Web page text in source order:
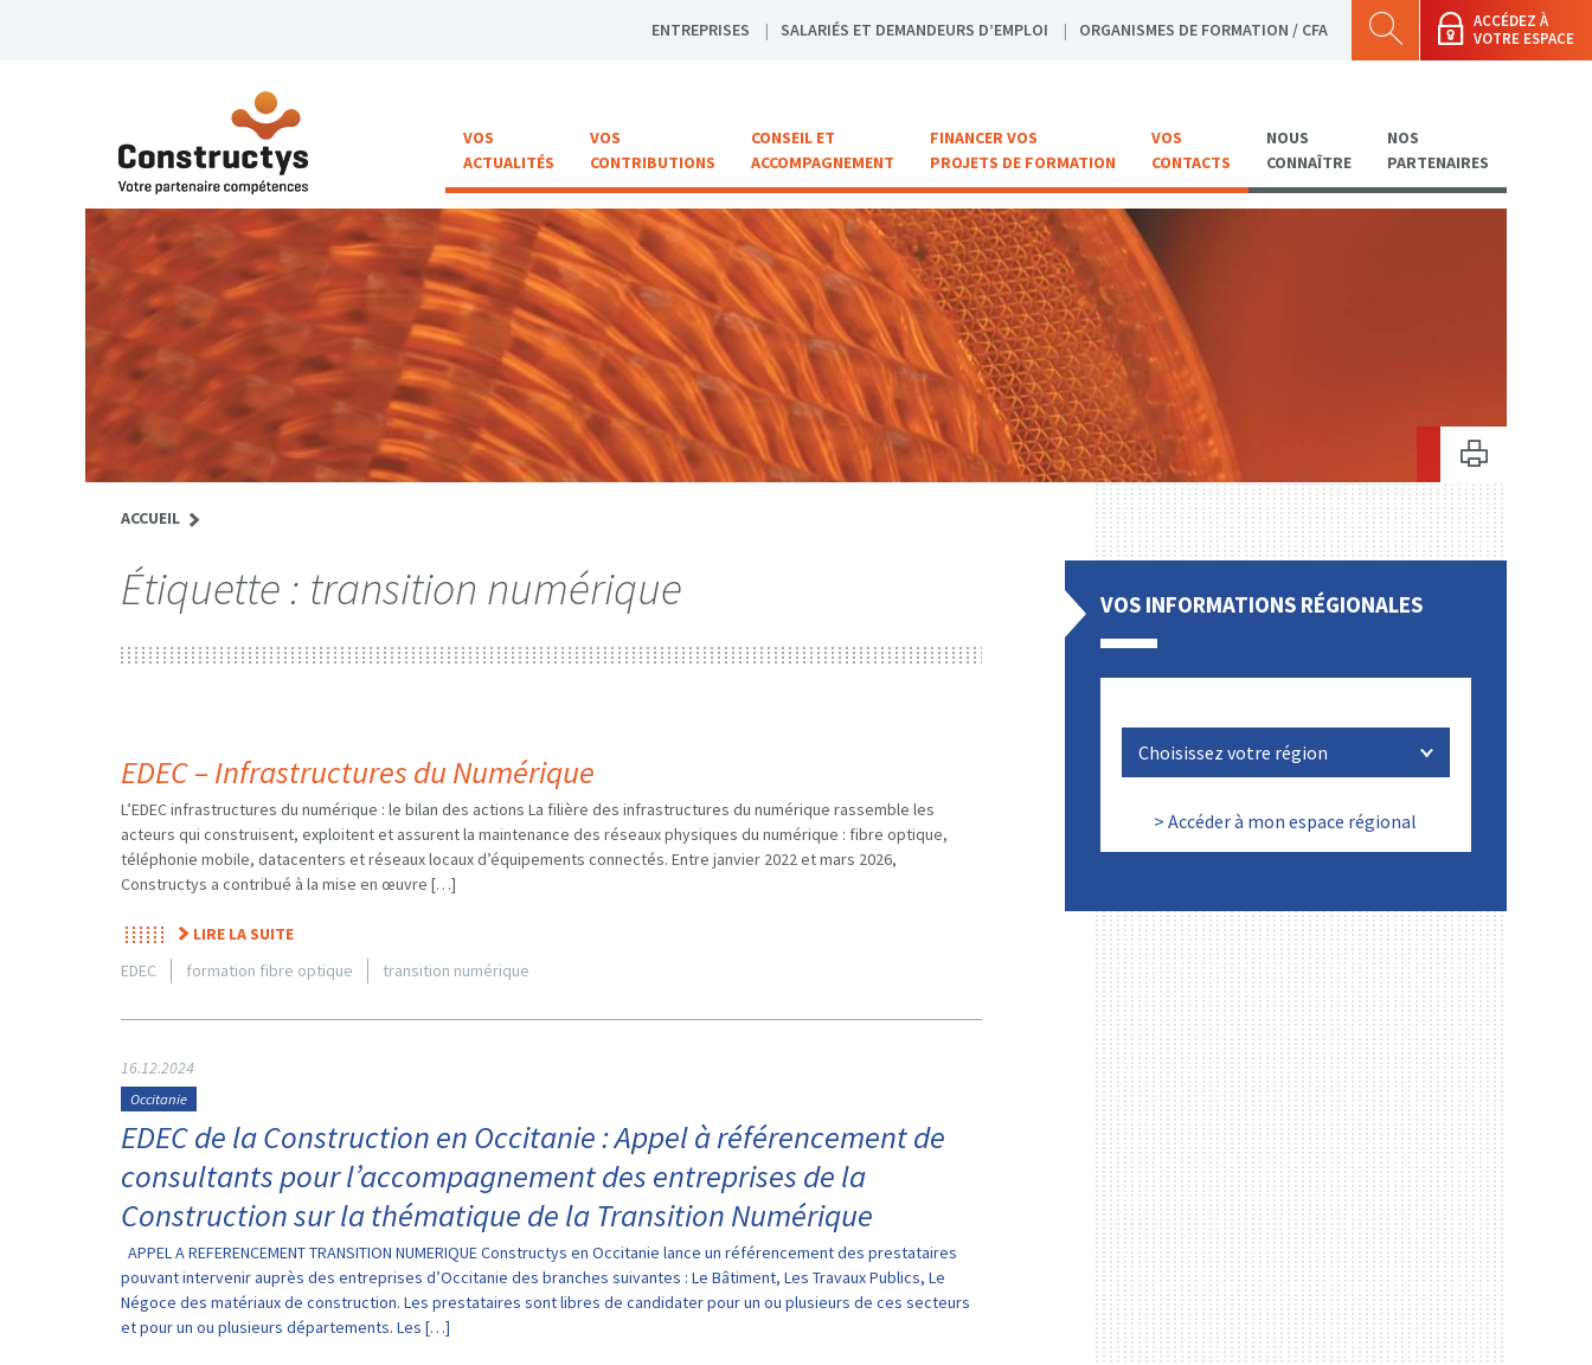
ACCÉDEZ À
VOTRE ESPACE
ENTREPRISES SALARIÉS ET DEMANDEURS D’EMPLOI ORGANISMES DE FORMATION / CFA
VOS
ACTUALITÉS
VOS
CONTRIBUTIONS
CONSEIL ET
ACCOMPAGNEMENT
FINANCER VOS
PROJETS DE FORMATION
VOS
CONTACTS
NOUS
CONNAÎTRE
NOS
PARTENAIRES
ACCUEIL
Étiquette : transition numérique
EDEC – Infrastructures du Numérique
L’EDEC infrastructures du numérique : le bilan des actions La filière des infrastructures du numérique rassemble les
acteurs qui construisent, exploitent et assurent la maintenance des réseaux physiques du numérique : fibre optique,
téléphonie mobile, datacenters et réseaux locaux d’équipements connectés. Entre janvier 2022 et mars 2026,
Constructys a contribué à la mise en œuvre […]
LIRE LA SUITE
EDEC
formation fibre optique transition numérique
16.12.2024
Occitanie
EDEC de la Construction en Occitanie : Appel à référencement de
consultants pour l’accompagnement des entreprises de la
Construction sur la thématique de la Transition Numérique
APPEL A REFERENCEMENT TRANSITION NUMERIQUE Constructys en Occitanie lance un référencement des prestataires
pouvant intervenir auprès des entreprises d’Occitanie des branches suivantes : Le Bâtiment, Les Travaux Publics, Le
Négoce des matériaux de construction. Les prestataires sont libres de candidater pour un ou plusieurs de ces secteurs
et pour un ou plusieurs départements. Les […]
VOS INFORMATIONS RÉGIONALES
> Accéder à mon espace régional